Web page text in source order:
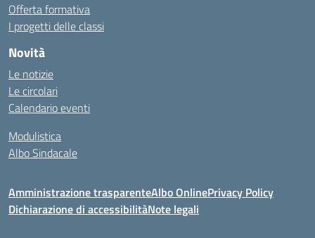
Offerta formativa
I progetti delle classi
Novità
Le notizie
Le circolari
Calendario eventi
Modulistica
Albo Sindacale
Amministrazione trasparenteAlbo OnlinePrivacy Policy
Dichiarazione di accessibilitàNote legali